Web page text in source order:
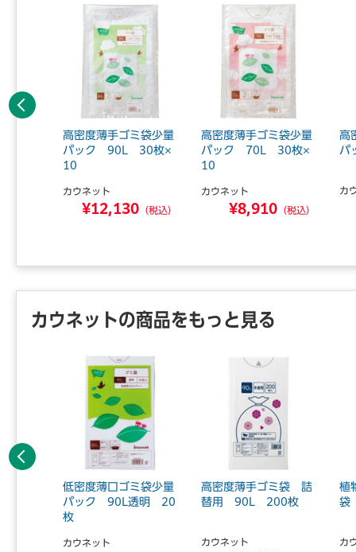
高密度薄手ゴミ袋少量
パック 90L 30枚×
10
カウネット
¥12,130 （税込）
高密度薄手ゴミ袋少量
パック 70L 30枚×
10
カウネット
¥8,910 （税込）
高
パ
カ
前へ
カウネットの商品をもっと見る
低密度薄口ゴミ袋少量
パック 90L透明 20
枚
カウネット
高密度薄手ゴミ袋 詰
替用 90L 200枚
カウネット
植
カ
前へ